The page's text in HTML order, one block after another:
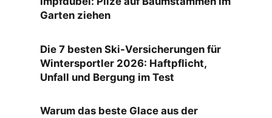
Garten ziehen
Die 7 besten Ski-Versicherungen für
Wintersportler 2026: Haftpflicht,
Unfall und Bergung im Test
Warum das beste Glace aus der